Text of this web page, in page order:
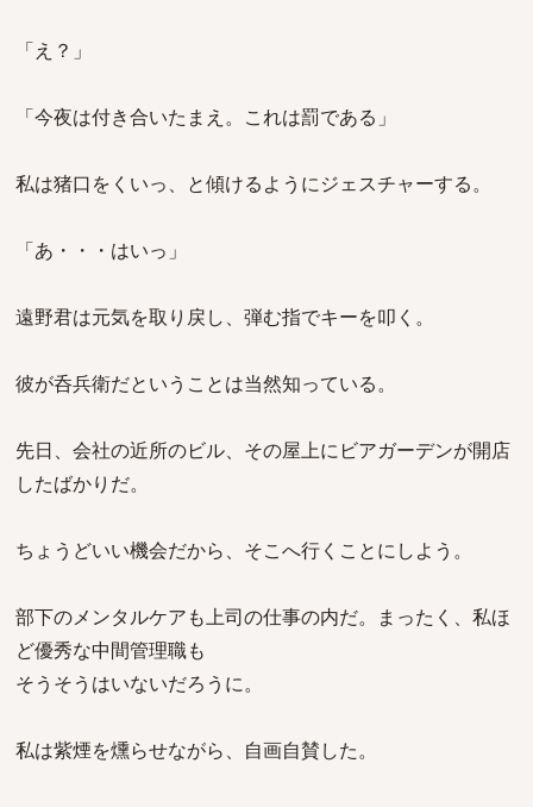
「え？」
「今夜は付き合いたまえ。これは罰である」
私は猪口をくいっ、と傾けるようにジェスチャーする。
「あ・・・はいっ」
遠野君は元気を取り戻し、弾む指でキーを叩く。
彼が呑兵衛だということは当然知っている。
先日、会社の近所のビル、その屋上にビアガーデンが開店
したばかりだ。
ちょうどいい機会だから、そこへ行くことにしよう。
部下のメンタルケアも上司の仕事の内だ。まったく、私ほ
ど優秀な中間管理職も
そうそうはいないだろうに。
私は紫煙を燻らせながら、自画自賛した。